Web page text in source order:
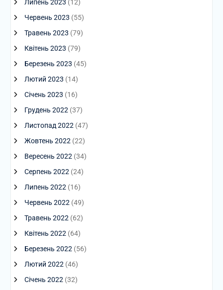
Липень 2023 (12)
Червень 2023 (55)
Травень 2023 (79)
Квітень 2023 (79)
Березень 2023 (45)
Лютий 2023 (14)
Січень 2023 (16)
Грудень 2022 (37)
Листопад 2022 (47)
Жовтень 2022 (22)
Вересень 2022 (34)
Серпень 2022 (24)
Липень 2022 (16)
Червень 2022 (49)
Травень 2022 (62)
Квітень 2022 (64)
Березень 2022 (56)
Лютий 2022 (46)
Січень 2022 (32)